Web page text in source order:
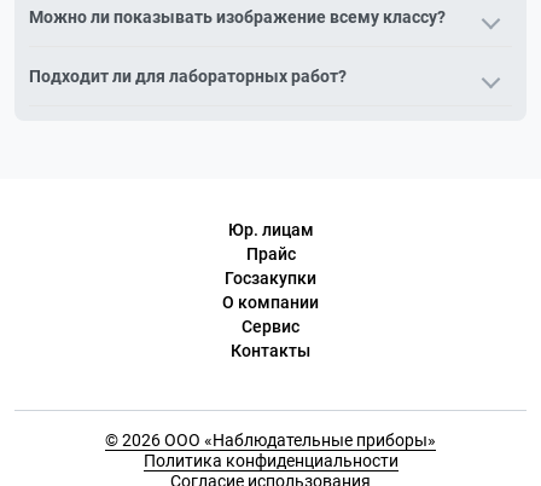
ученики видят препарат одновременно, а не по очереди в
Можно ли показывать изображение всему классу?
демонстрируется всему классу, что повышает
Подходит ли для лабораторных работ?
Юр. лицам
Прайс
Госзакупки
О компании
Сервис
Контакты
© 2026 ООО «Наблюдательные приборы»
Политика конфиденциальности
Согласие использования